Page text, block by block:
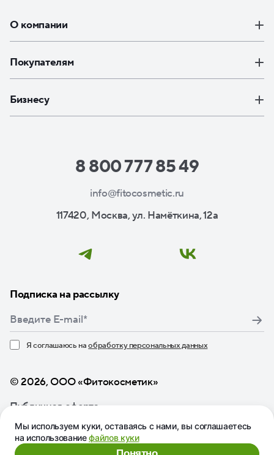
О компании
Покупателям
Бизнесу
8 800 777 85 49
info@fitocosmetic.ru
117420, Москва, ул. Намёткина, 12а
Подписка на рассылку
Я соглашаюсь наобработку персональных данных
© 2026, ООО «Фитокосметик»
Публичная оферта
Мы используем куки, оставаясь с нами, вы соглашаетесь
на использованиефайлов куки